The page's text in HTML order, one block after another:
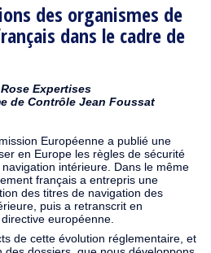
des organismes de
dans le cadre de
Expertises
de Contrôle Jean Foussat
Européenne a publié une
en Europe les règles de sécurité
intérieure. Dans le même
français a entrepris une
des titres de navigation des
puis a retranscrit en
européenne.
de cette évolution réglementaire, et